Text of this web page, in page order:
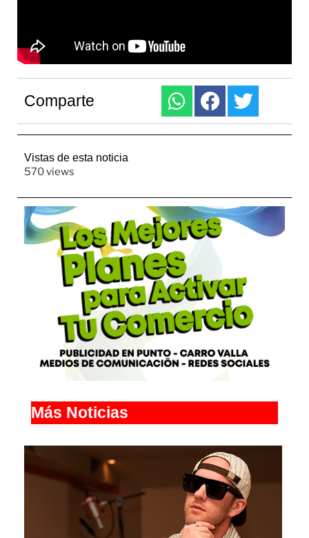
Comparte
Vistas de esta noticia
570 views
Más Noticias